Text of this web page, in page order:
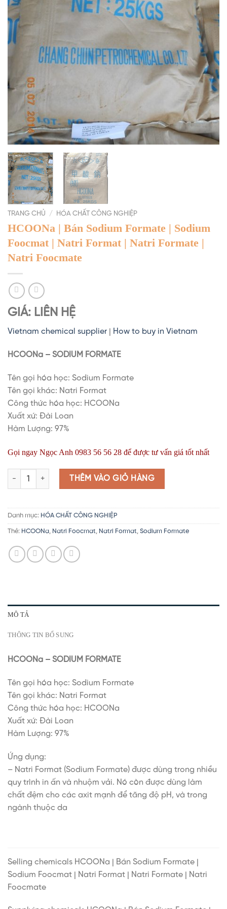
TRANG CHỦ / HÓA CHẤT CÔNG NGHIỆP
HCOONa | Bán Sodium Formate | Sodium
Foocmat | Natri Format | Natri Formate |
Natri Foocmate
GIÁ: LIÊN HỆ
Vietnam chemical supplier | How to buy in Vietnam
HCOONa – SODIUM FORMATE
Tên gọi hóa học: Sodium Formate
Tên gọi khác: Natri Format
Công thức hóa học: HCOONa
Xuất xứ: Đài Loan
Hàm Lượng: 97%
Gọi ngay Ngọc Anh 0983 56 56 28 để được tư vấn giá tốt nhất
HCOONa | Bán Sodium Formate | Sodium Foocmat | Natri
THÊM VÀO GIỎ HÀNG
Danh mục: HÓA CHẤT CÔNG NGHIỆP
Thẻ: HCOONa, Natri Foocmat, Natri Format, Sodium Formate
MÔ TẢ
THÔNG TIN BỔ SUNG
HCOONa – SODIUM FORMATE
Tên gọi hóa học: Sodium Formate
Tên gọi khác: Natri Format
Công thức hóa học: HCOONa
Xuất xứ: Đài Loan
Hàm Lượng: 97%
Ứng dụng:
– Natri Format (Sodium Formate) được dùng trong nhiều
quy trình in ấn và nhuộm vải. Nó còn được dùng làm
chất đệm cho các axit mạnh để tăng độ pH, và trong
ngành thuộc da
Selling chemicals HCOONa | Bán Sodium Formate |
Sodium Foocmat | Natri Format | Natri Formate | Natri
Foocmate